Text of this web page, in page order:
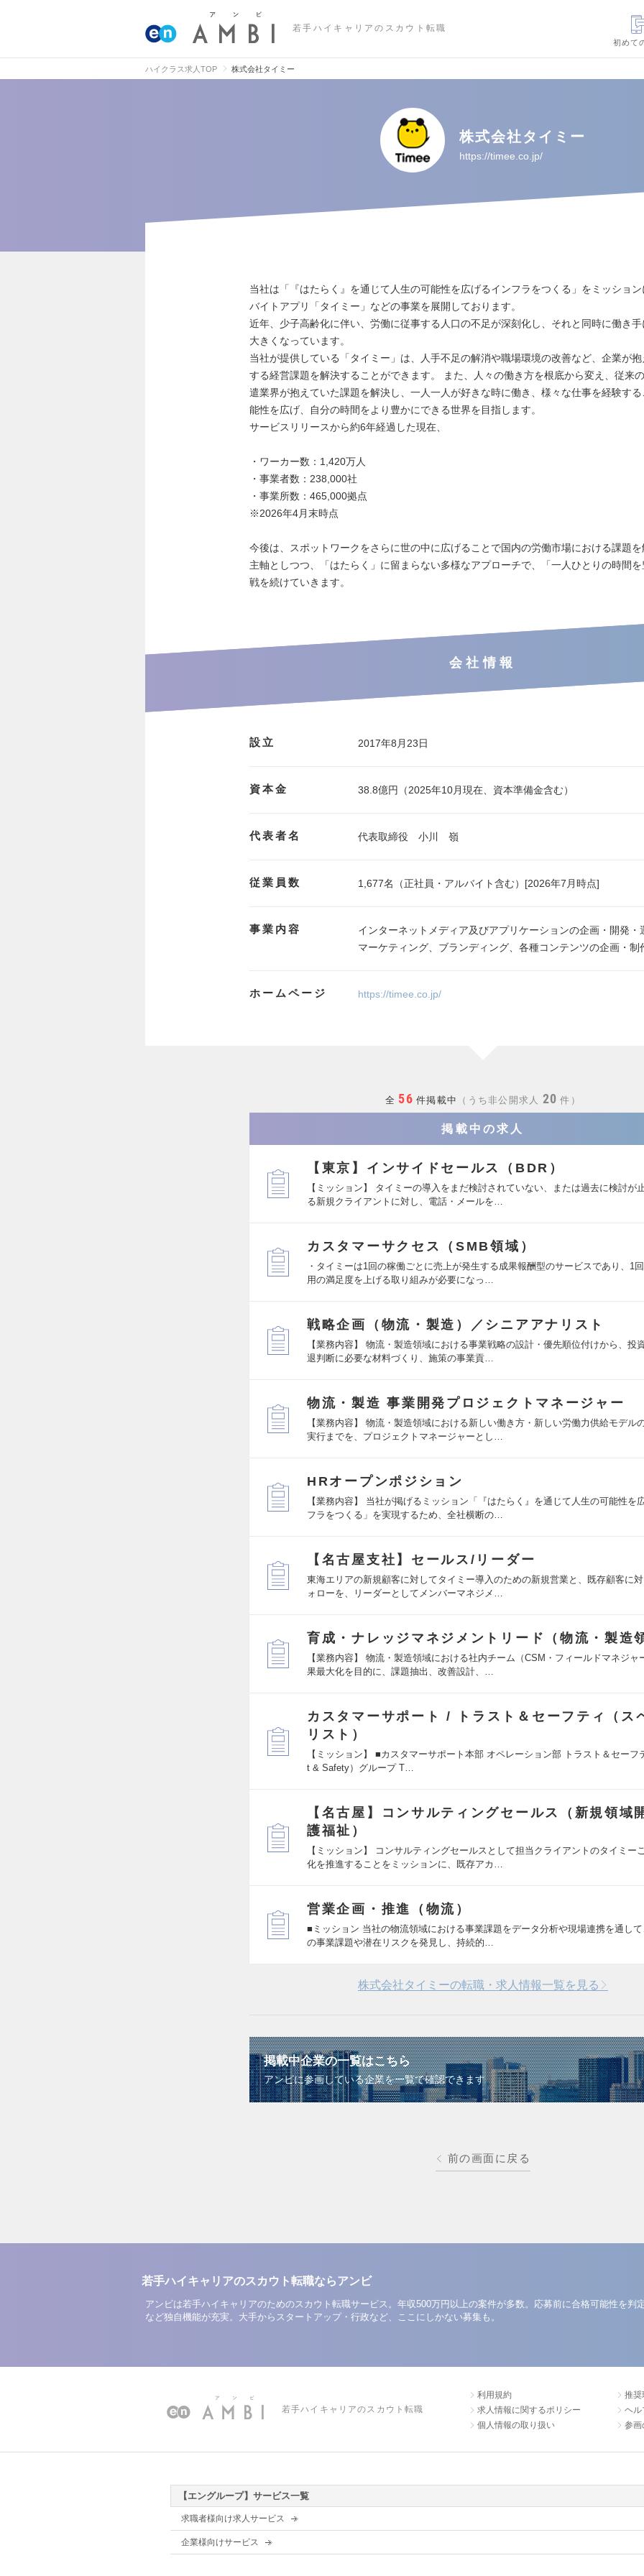
若手ハイキャリアのスカウト転職
初めて
ハイクラス求人TOP 株式会社タイミー
株式会社タイミー
https://timee.co.jp/
当社は「『はたらく』を通じて人生の可能性を広げるインフラをつくる」をミッショ
バイトアプリ「タイミー」などの事業を展開しております。
近年、少子高齢化に伴い、労働に従事する人口の不足が深刻化し、それと同時に働き
大きくなっています。
当社が提供している「タイミー」は、人手不足の解消や職場環境の改善など、企業が
する経営課題を解決することができます。 また、人々の働き方を根底から変え、従来
遣業界が抱えていた課題を解決し、一人一人が好きな時に働き、様々な仕事を経験す
能性を広げ、自分の時間をより豊かにできる世界を目指します。
サービスリリースから約6年経過した現在、
・ワーカー数：1,420万人
・事業者数：238,000社
・事業所数：465,000拠点
※2026年4月末時点
今後は、スポットワークをさらに世の中に広げることで国内の労働市場における課題
主軸としつつ、「はたらく」に留まらない多様なアプローチで、「一人ひとりの時間
戦を続けていきます。
会社情報
設立 2017年8月23日
資本金 38.8億円（2025年10月現在、資本準備金含む）
代表者名 代表取締役 小川 嶺
従業員数 1,677名（正社員・アルバイト含む）[2026年7月時点]
事業内容
インターネットメディア及びアプリケーションの企画・開発・
マーケティング、ブランディング、各種コンテンツの企画・制
ホームページ https://timee.co.jp/
全 56 件掲載中 うち非公開求人 20 件
掲載中の求人
【東京】インサイドセールス（BDR）
【ミッション】 タイミーの導入をまだ検討されていない、または過去に検討が
る新規クライアントに対し、電話・メールを…
カスタマーサクセス（SMB領域）
・タイミーは1回の稼働ごとに売上が発生する成果報酬型のサービスであり、1
用の満足度を上げる取り組みが必要になっ…
戦略企画（物流・製造）／シニアアナリスト
【業務内容】 物流・製造領域における事業戦略の設計・優先順位付けから、投
退判断に必要な材料づくり、施策の事業貢…
物流・製造 事業開発プロジェクトマネージャー
【業務内容】 物流・製造領域における新しい働き方・新しい労働力供給モデル
実行までを、プロジェクトマネージャーとし…
HRオープンポジション
【業務内容】 当社が掲げるミッション「『はたらく』を通じて人生の可能性を
フラをつくる」を実現するため、全社横断の…
【名古屋支社】セールス/リーダー
東海エリアの新規顧客に対してタイミー導入のための新規営業と、既存顧客に
ォローを、リーダーとしてメンバーマネジメ…
育成・ナレッジマネジメントリード（物流・製造
【業務内容】 物流・製造領域における社内チーム（CSM・フィールドマネジャ
果最大化を目的に、課題抽出、改善設計、…
カスタマーサポート / トラスト＆セーフティ（ス
リスト）
【ミッション】 ■カスタマーサポート本部 オペレーション部 トラスト＆セーフ
t & Safety）グループ T…
【名古屋】コンサルティングセールス（新規領域
護福祉）
【ミッション】 コンサルティングセールスとして担当クライアントのタイミー
化を推進することをミッションに、既存アカ…
営業企画・推進（物流）
■ミッション 当社の物流領域における事業課題をデータ分析や現場連携を通し
の事業課題や潜在リスクを発見し、持続的…
株式会社タイミーの転職・求人情報一覧を見る
掲載中企業の一覧はこちら
アンビに参画している企業を一覧で確認できます
前の画面に戻る
若手ハイキャリアのスカウト転職ならアンビ
アンビは若手ハイキャリアのためのスカウト転職サービス。年収500万円以上の案件が多数。応募前に合格可能性を判
など独自機能が充実。大手からスタートアップ・行政など、ここにしかない募集も。
若手ハイキャリアのスカウト転職
利用規約
求人情報に関するポリシー
個人情報の取り扱い
推奨
ヘル
参画
【エングループ】サービス一覧
求職者様向け求人サービス
企業様向けサービス